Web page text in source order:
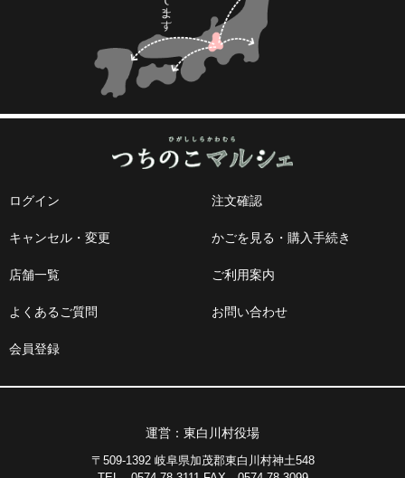
ログイン 注文確認
キャンセル・変更 かごを見る・購入手続き
店舗一覧 ご利用案内
よくあるご質問 お問い合わせ
会員登録
運営：東白川村役場
〒509-1392 岐阜県加茂郡東白川村神土548